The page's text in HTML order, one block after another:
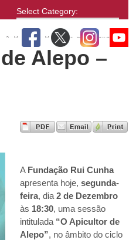
Select Category:
Alepo –
A Fundação Rui Cunha
apresenta hoje, segunda-
feira, dia 2 de Dezembro
às 18:30, uma sessão
intitulada “O Apicultor de
Alepo”, no âmbito do ciclo